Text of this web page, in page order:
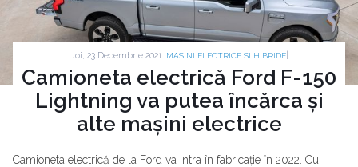
Joi, 23 Decembrie 2021 | MASINI ELECTRICE SI HIBRIDE|
Camioneta electrică Ford F-150
Lightning va putea încărca și
alte mașini electrice
Camioneta electrică de la Ford va intra în fabricație în 2022. Cu